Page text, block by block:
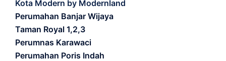
Kota Modern by Modernland
Perumahan Banjar Wijaya
Taman Royal 1,2,3
Perumnas Karawaci
Perumahan Poris Indah